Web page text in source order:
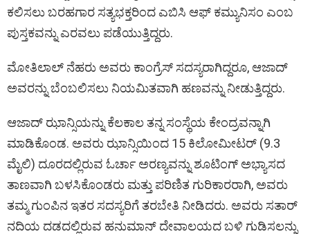
ಕಲಿಸಲು ಬರಹಗಾರ ಸತ್ಯಭಕ್ತರಿಂದ ಎಬಿಸಿ ಆಫ್ ಕಮ್ಯುನಿಸಂ ಎಂಬ
ಪುಸ್ತಕವನ್ನು ಎರವಲು ಪಡೆಯುತ್ತಿದ್ದರು.
ಮೋತಿಲಾಲ್ ನೆಹರು ಅವರು ಕಾಂಗ್ರೆಸ್ ಸದಸ್ಯರಾಗಿದ್ದರೂ, ಆಜಾದ್
ಅವರನ್ನು ಬೆಂಬಲಿಸಲು ನಿಯಮಿತವಾಗಿ ಹಣವನ್ನು ನೀಡುತ್ತಿದ್ದರು.
ಆಜಾದ್ ಝಾನ್ಸಿಯನ್ನು ಕೆಲಕಾಲ ತನ್ನ ಸಂಸ್ಥೆಯ ಕೇಂದ್ರವನ್ನಾಗಿ
ಮಾಡಿಕೊಂಡ. ಅವರು ಝಾನ್ಸಿಯಿಂದ 15 ಕಿಲೋಮೀಟರ್ (9.3
ಮೈಲಿ) ದೂರದಲ್ಲಿರುವ ಓರ್ಚಾ ಅರಣ್ಯವನ್ನು ಶೂಟಿಂಗ್ ಅಭ್ಯಾಸದ
ತಾಣವಾಗಿ ಬಳಸಿಕೊಂಡರು ಮತ್ತು ಪರಿಣಿತ ಗುರಿಕಾರರಾಗಿ, ಅವರು
ತಮ್ಮ ಗುಂಪಿನ ಇತರ ಸದಸ್ಯರಿಗೆ ತರಬೇತಿ ನೀಡಿದರು. ಅವರು ಸತಾರ್
ನದಿಯ ದಡದಲ್ಲಿರುವ ಹನುಮಾನ್ ದೇವಾಲಯದ ಬಳಿ ಗುಡಿಸಲನ್ನು